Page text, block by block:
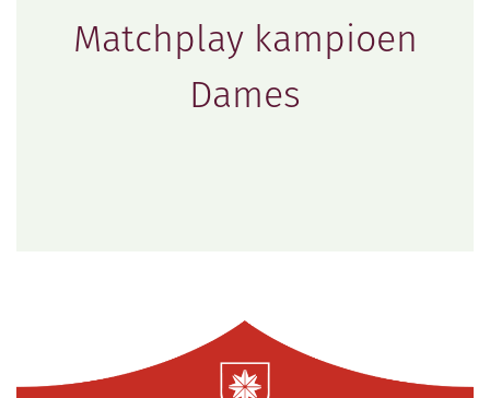
Matchplay kampioen
Dames